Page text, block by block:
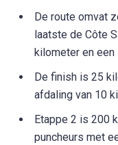
De route omvat
laatste de Côte
kilometer en
De finish is 25
afdaling van 10
Etappe 2 is 200
puncheurs met